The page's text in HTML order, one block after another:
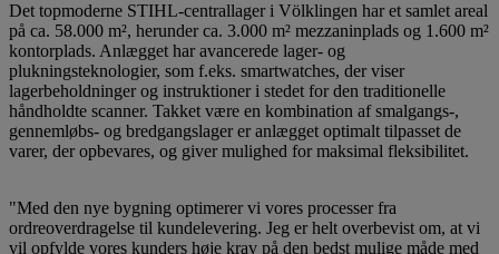
Det topmoderne STIHL-centrallager i Völklingen har et samlet areal
på ca. 58.000 m², herunder ca. 3.000 m² mezzaninplads og 1.600 m²
kontorplads. Anlægget har avancerede lager- og
plukningsteknologier, som f.eks. smartwatches, der viser
lagerbeholdninger og instruktioner i stedet for den traditionelle
håndholdte scanner. Takket være en kombination af smalgangs-,
gennemløbs- og bredgangslager er anlægget optimalt tilpasset de
varer, der opbevares, og giver mulighed for maksimal fleksibilitet.
"Med den nye bygning optimerer vi vores processer fra
ordreoverdragelse til kundelevering. Jeg er helt overbevist om, at vi
vil opfylde vores kunders høje krav på den bedst mulige måde med